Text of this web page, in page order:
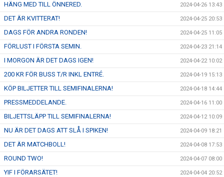
HÄNG MED TILL ÖNNERED. 2024-04-26 13:43
DET ÄR KVITTERAT! 2024-04-25 20:53
DAGS FÖR ANDRA RONDEN! 2024-04-25 11:05
FÖRLUST I FÖRSTA SEMIN. 2024-04-23 21:14
I MORGON ÄR DET DAGS IGEN! 2024-04-22 10:02
200 KR FÖR BUSS T/R INKL ENTRÉ. 2024-04-19 15:13
KÖP BILJETTER TILL SEMIFINALERNA! 2024-04-18 14:44
PRESSMEDDELANDE. 2024-04-16 11:00
BILJETTSLÄPP TILL SEMIFINALERNA! 2024-04-12 10:09
NU ÄR DET DAGS ATT SLÅ I SPIKEN! 2024-04-09 18:21
DET ÄR MATCHBOLL! 2024-04-08 17:53
ROUND TWO! 2024-04-07 08:00
YIF I FÖRARSÄTET! 2024-04-04 20:52